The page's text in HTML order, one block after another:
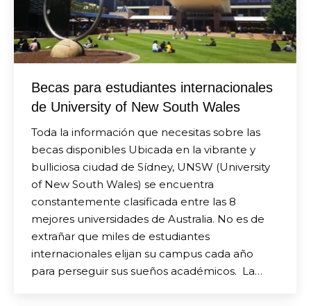
Becas para estudiantes internacionales
de University of New South Wales
Toda la información que necesitas sobre las
becas disponibles Ubicada en la vibrante y
bulliciosa ciudad de Sídney, UNSW (University
of New South Wales) se encuentra
constantemente clasificada entre las 8
mejores universidades de Australia. No es de
extrañar que miles de estudiantes
internacionales elijan su campus cada año
para perseguir sus sueños académicos. La…